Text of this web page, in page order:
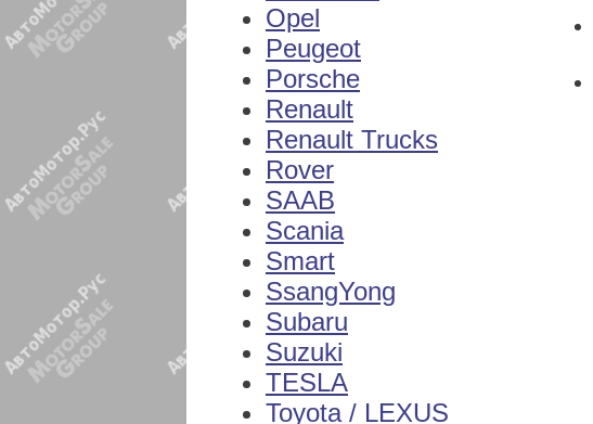
Opel
Peugeot
Porsche
Renault
Renault Trucks
Rover
SAAB
Scania
Smart
SsangYong
Subaru
Suzuki
TESLA
Toyota / LEXUS